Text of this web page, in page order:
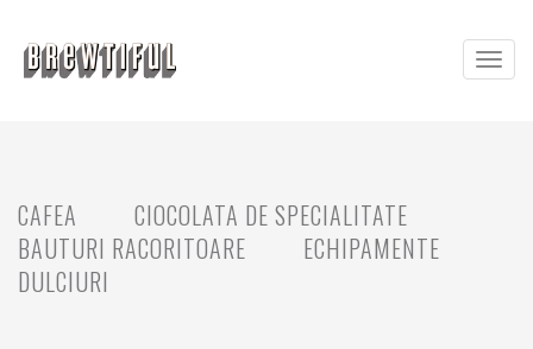
CAFEA
CIOCOLATA DE SPECIALITATE
BAUTURI RACORITOARE
ECHIPAMENTE
DULCIURI